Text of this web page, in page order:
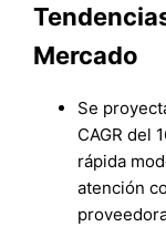
Mercado
Se
CAGR del
rápida
atención